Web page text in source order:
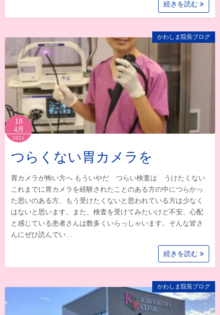
続きを読む
かわしま院長ブログ
18
4月
2021
つらくない胃カメラを
胃カメラが怖い方へ もういやだ つらい検査は うけたくない
これまでに胃カメラを経験されたことのある方の中につらかっ
た思いのある方、もう受けたくないと思われている方は少なく
はないと思います。また、検査を受けてみたいけど不安、心配
と感じている患者さんは数多くいらっしゃいます。そんな皆さ
んにぜひ読んでい…
続きを読む
かわしま院長ブログ